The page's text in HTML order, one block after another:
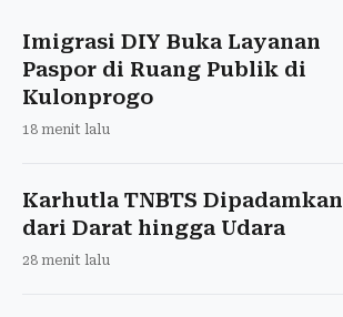
Imigrasi DIY Buka Layanan
Paspor di Ruang Publik di
Kulonprogo
18 menit lalu
Karhutla TNBTS Dipadamkan
dari Darat hingga Udara
28 menit lalu